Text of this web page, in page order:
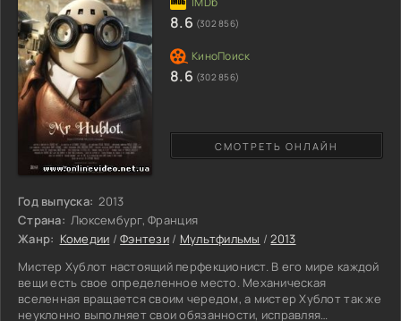
Год выпуска: 2013
Страна: Люксембург, Франция
Жанр: Комедии /Фэнтези / Мультфильмы /2013
Мистер Хублот настоящий перфекционист. В его мире каждой
вещи есть свое определенное место. Механическая
вселенная вращается своим чередом, а мистер Хублот так же
неуклонно выполняет свои обязанности, исправляя
СМОТРЕТЬ ОНЛАЙН
8.6 (302 856)
8.6 (302 856)